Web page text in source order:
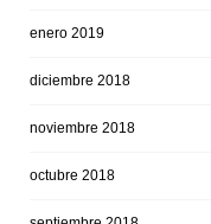
enero 2019
diciembre 2018
noviembre 2018
octubre 2018